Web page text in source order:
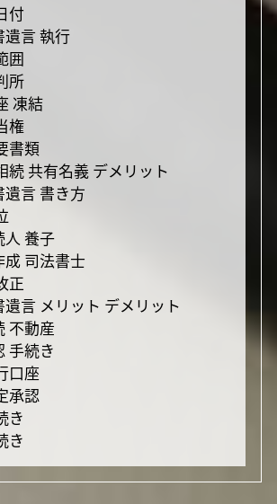
付
遺言 執行
囲
所
凍結
権
書類
続 共有名義 デメリット
遺言 書き方
人 養子
司法書士
正
言 メリット デメリット
不動産
手続き
口座
承認
き
き